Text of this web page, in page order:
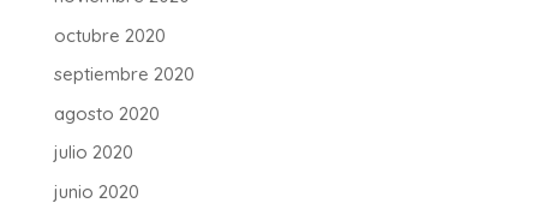
octubre 2020
septiembre 2020
agosto 2020
julio 2020
junio 2020